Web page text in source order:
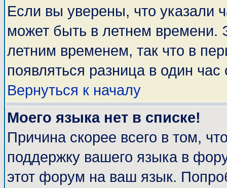
Если вы уверены, что указали
может быть в летнем времени.
летним временем, так что в
появляться разница в один
Вернуться к началу
Моего языка нет в списке!
Причина скорее всего в том,
поддержку вашего языка в
этот форум на ваш язык.